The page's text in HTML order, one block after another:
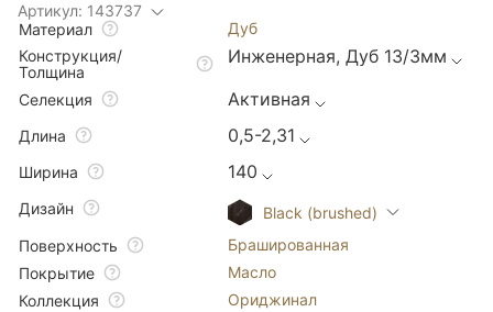
Артикул: 143737
Материал
Дуб
Конструкция/
Толщина
Инженерная, Дуб 13/3мм
Селекция Активная
Длина 0,5-2,31
Ширина 140
Дизайн
Black (brushed)
Поверхность
Брашированная
Покрытие
Масло
Коллекция
Ориджинал